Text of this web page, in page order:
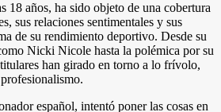
18 años, ha sido objeto de una cobertura
sus relaciones sentimentales y sus
de su rendimiento deportivo. Desde su
Nicki Nicole hasta la polémica por su
han girado en torno a lo frívolo,
español, intentó poner las cosas en